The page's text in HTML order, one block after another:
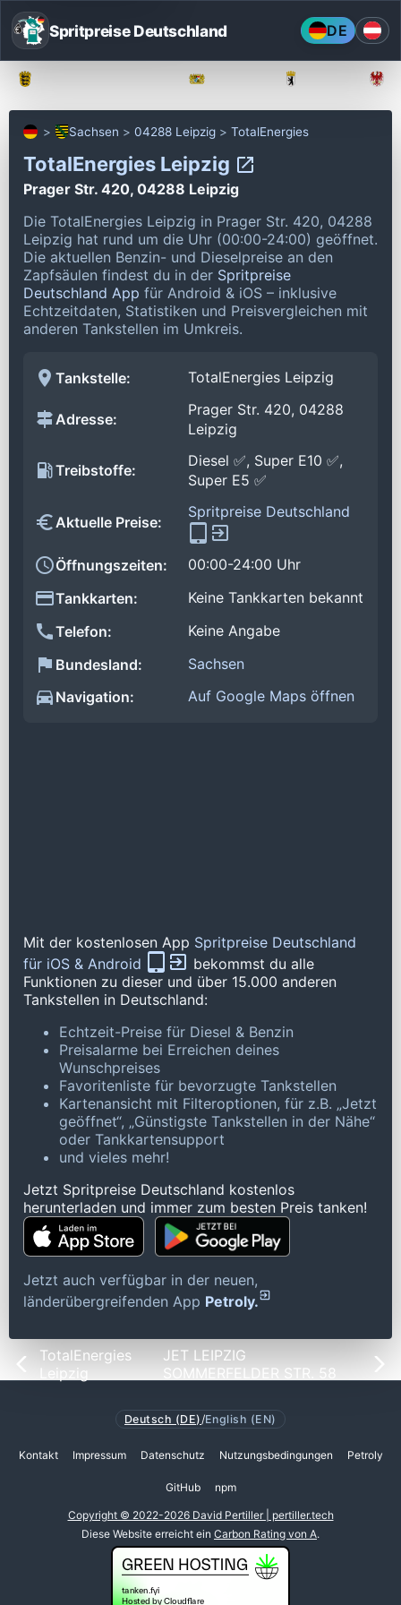
Spritpreise Deutschland DE
Sachsen 04288 Leipzig TotalEnergies
TotalEnergies Leipzig
Prager Str. 420, 04288 Leipzig
Die TotalEnergies Leipzig in Prager Str. 420, 04288
Leipzig hat rund um die Uhr (00:00-24:00) geöffnet.
Die aktuellen Benzin- und Dieselpreise an den
Zapfsäulen findest du in der Spritpreise
Deutschland App für Android & iOS – inklusive
Echtzeitdaten, Statistiken und Preisvergleichen mit
anderen Tankstellen im Umkreis.
Tankstelle: TotalEnergies Leipzig
Adresse:
Prager Str. 420, 04288
Leipzig
Treibstoffe:
Diesel ✅, Super E10 ✅,
Super E5 ✅
Aktuelle Preise:
Spritpreise Deutschland
Öffnungszeiten:
00:00-24:00 Uhr
Tankkarten:
Keine Tankkarten bekannt
Telefon:
Keine Angabe
Bundesland:
Sachsen
Navigation:
Auf Google Maps öffnen
Mit der kostenlosen App Spritpreise Deutschland
für iOS & Android
bekommst du alle
Funktionen zu dieser und über 15.000 anderen
Tankstellen in Deutschland:
Echtzeit-Preise für Diesel & Benzin
Preisalarme bei Erreichen deines
Wunschpreises
Favoritenliste für bevorzugte Tankstellen
Kartenansicht mit Filteroptionen, für z.B. „Jetzt
geöffnet“, „Günstigste Tankstellen in der Nähe“
oder Tankkartensupport
und vieles mehr!
Jetzt Spritpreise Deutschland kostenlos
herunterladen und immer zum besten Preis tanken!
Jetzt auch verfügbar in der neuen,
länderübergreifenden App Petroly.
TotalEnergies
Leipzig
JET LEIPZIG
SOMMERFELDER STR. 58
Deutsch (DE) /English (EN)
Kontakt Impressum Datenschutz Nutzungsbedingungen Petroly
GitHub npm
Copyright © 2022-2026 David Pertiller | pertiller.tech
Diese Website erreicht ein Carbon Rating von A.